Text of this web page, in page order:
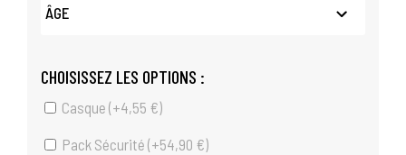
CHOISISSEZ LES OPTIONS :
Casque (+4,55 €)
Pack Sécurité (+54,90 €)